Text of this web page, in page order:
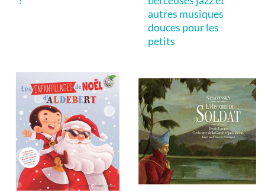
autres musiques
douces pour les
petits